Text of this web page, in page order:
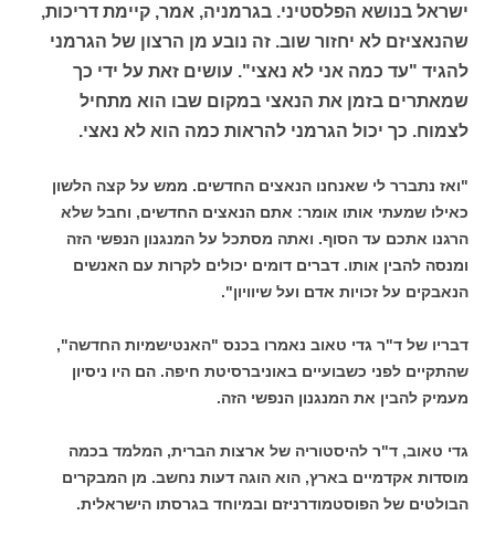
ישראל בנושא הפלסטיני. בגרמניה, אמר, קיימת דריכות,
שהנאציזם לא יחזור שוב. זה נובע מן הרצון של הגרמני
להגיד "עד כמה אני לא נאצי". עושים זאת על ידי כך
שמאתרים בזמן את הנאצי במקום שבו הוא מתחיל
לצמוח. כך יכול הגרמני להראות כמה הוא לא נאצי.
"ואז נתברר לי שאנחנו הנאצים החדשים. ממש על קצה הלשון
כאילו שמעתי אותו אומר: אתם הנאצים החדשים, וחבל שלא
הרגנו אתכם עד הסוף. ואתה מסתכל על המנגנון הנפשי הזה
ומנסה להבין אותו. דברים דומים יכולים לקרות עם האנשים
הנאבקים על זכויות אדם ועל שיוויון".
דבריו של ד"ר גדי טאוב נאמרו בכנס "האנטישמיות החדשה",
שהתקיים לפני כשבועיים באוניברסיטת חיפה. הם היו ניסיון
מעמיק להבין את המנגנון הנפשי הזה.
גדי טאוב, ד"ר להיסטוריה של ארצות הברית, המלמד בכמה
מוסדות אקדמיים בארץ, הוא הוגה דעות נחשב. מן המבקרים
הבולטים של הפוסטמודרניזם ובמיוחד בגרסתו הישראלית.